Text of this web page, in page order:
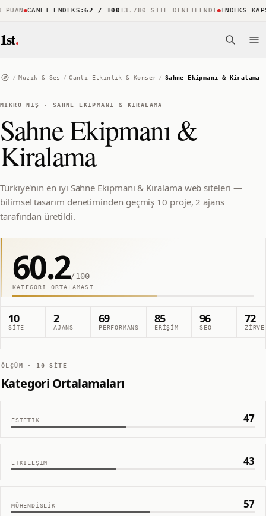
CANLI ENDEKS:62 / 10013.780 SITE DENETLENDI İNDEKS
1st.
/ Müzik & Ses / Canlı Etkinlik & Konser / Sahne Ekipmanı & Kiralama
MIKRO NIŞ · SAHNE EKIPMANI & KIRALAMA
Sahne Ekipmanı &
Kiralama
Türkiye'nin en iyi Sahne Ekipmanı & Kiralama web siteleri —
bilimsel tasarım denetiminden geçmiş 10 proje, 2 ajans
tarafından üretildi.
60.2/100
KATEGORI ORTALAMASI
10
SITE
2
AJANS
69
PERFORMANS
85
ERIŞIM
96
SEO
72
ZIRVE
ÖLÇÜM · 10 SITE
Kategori Ortalamaları
ESTETIK 47
ETKILEŞIM 43
MÜHENDISLIK 57